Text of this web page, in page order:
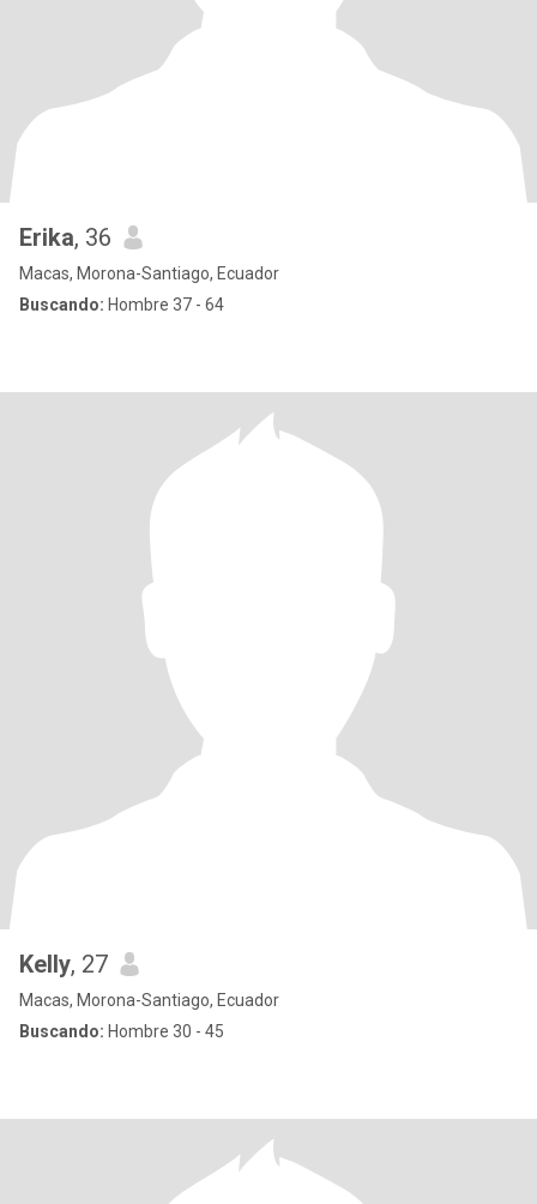
Erika, 36
Macas, Morona-Santiago, Ecuador
Buscando: Hombre 37 - 64
Kelly, 27
Macas, Morona-Santiago, Ecuador
Buscando: Hombre 30 - 45